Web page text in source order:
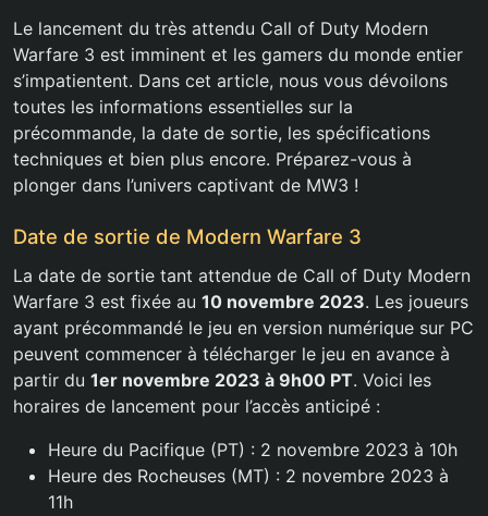
Le lancement du très attendu Call of Duty Modern
Warfare 3 est imminent et les gamers du monde entier
s’impatientent. Dans cet article, nous vous dévoilons
toutes les informations essentielles sur la
précommande, la date de sortie, les spécifications
techniques et bien plus encore. Préparez-vous à
plonger dans l’univers captivant de MW3 !
Date de sortie de Modern Warfare 3
La date de sortie tant attendue de Call of Duty Modern
Warfare 3 est fixée au 10 novembre 2023. Les joueurs
ayant précommandé le jeu en version numérique sur PC
peuvent commencer à télécharger le jeu en avance à
partir du 1er novembre 2023 à 9h00 PT. Voici les
horaires de lancement pour l’accès anticipé :
Heure du Pacifique (PT) : 2 novembre 2023 à 10h
Heure des Rocheuses (MT) : 2 novembre 2023 à
11h